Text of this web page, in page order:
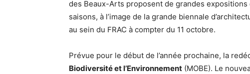
des Beaux-Arts proposent de grandes
saisons, à l’image de la grande biennale
au sein du FRAC à compter du 11 octobre.
Prévue pour le début de l’année prochaine, la
Biodiversité et l’Environnement (MOBE). Le